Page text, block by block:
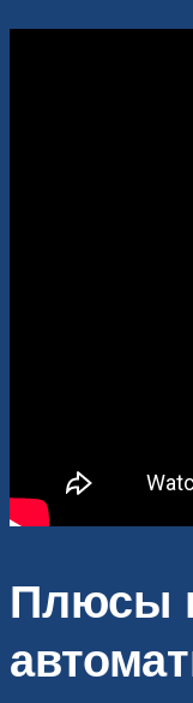
Плюсы